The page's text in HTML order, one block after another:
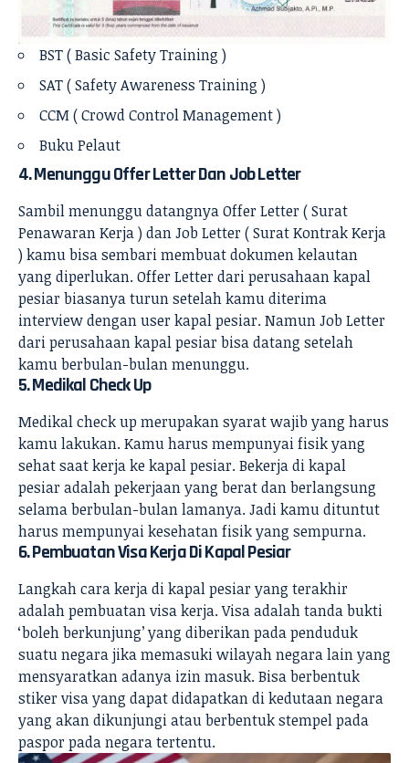
BST( Basic Safety Training )
SAT ( Safety Awareness Training )
CCM ( Crowd Control Management )
Buku Pelaut
4. Menunggu Offer Letter Dan Job Letter
Sambil menunggu datangnya Offer Letter ( Surat
Penawaran Kerja ) dan Job Letter ( Surat Kontrak Kerja
) kamu bisa sembari membuat dokumen kelautan
yang diperlukan. Offer Letter dari perusahaan kapal
pesiar biasanya turun setelah kamu diterima
interview dengan user kapal pesiar. Namun Job Letter
dari perusahaan kapal pesiar bisa datang setelah
kamu berbulan-bulan menunggu.
5. Medikal Check Up
Medikal check up merupakansyaratwajib yang harus
kamu lakukan. Kamu harus mempunyaifisikyang
sehat saat kerja ke kapal pesiar. Bekerja di kapal
pesiar adalah pekerjaan yang berat dan berlangsung
selama berbulan-bulan lamanya. Jadi kamu dituntut
harus mempunyai kesehatan fisik yang sempurna.
6. Pembuatan Visa Kerja Di Kapal Pesiar
Langkah cara kerja di kapal pesiar yang terakhir
adalah pembuatan visa kerja. Visa adalah tanda bukti
‘boleh berkunjung’ yang diberikan pada penduduk
suatu negara jika memasuki wilayah negara lain yang
mensyaratkan adanya izin masuk. Bisa berbentuk
stiker visa yang dapat didapatkan di kedutaan negara
yang akan dikunjungi atau berbentuk stempel pada
paspor pada negara tertentu.